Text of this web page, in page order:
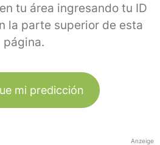
tu área ingresando tu ID
la parte superior de esta
página.
mi predicción
Anzeige